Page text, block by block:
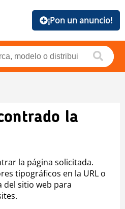
¡Pon un anuncio!
la
la página solicitada.
tipográficos en la URL o
del sitio web para